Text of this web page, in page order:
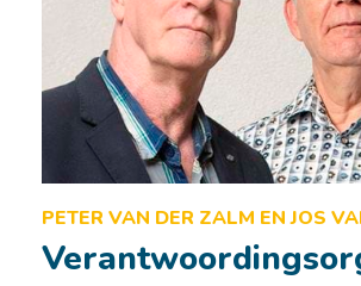
PETER VAN DER ZALM EN JOS